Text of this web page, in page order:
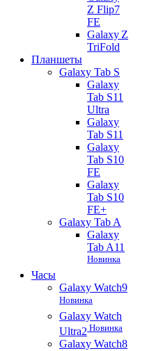
Z Flip7
FE
Galaxy Z
TriFold
Планшеты
Galaxy Tab S
Galaxy
Tab S11
Ultra
Galaxy
Tab S11
Galaxy
Tab S10
FE
Galaxy
Tab S10
FE+
Galaxy Tab A
Galaxy
Tab A11
Новинка
Часы
Galaxy Watch9
Новинка
Galaxy Watch
Ultra2 Новинка
Galaxy Watch8